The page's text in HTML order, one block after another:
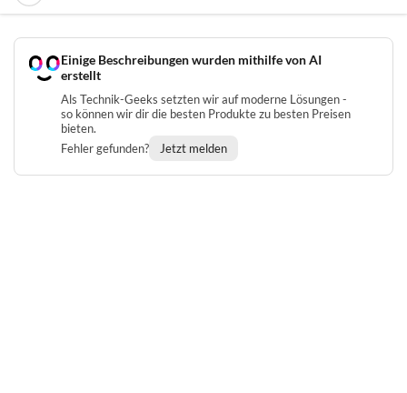
Einige Beschreibungen wurden mithilfe von AI
erstellt
Als Technik-Geeks setzten wir auf moderne Lösungen -
so können wir dir die besten Produkte zu besten Preisen
bieten.
Fehler gefunden?
Jetzt melden